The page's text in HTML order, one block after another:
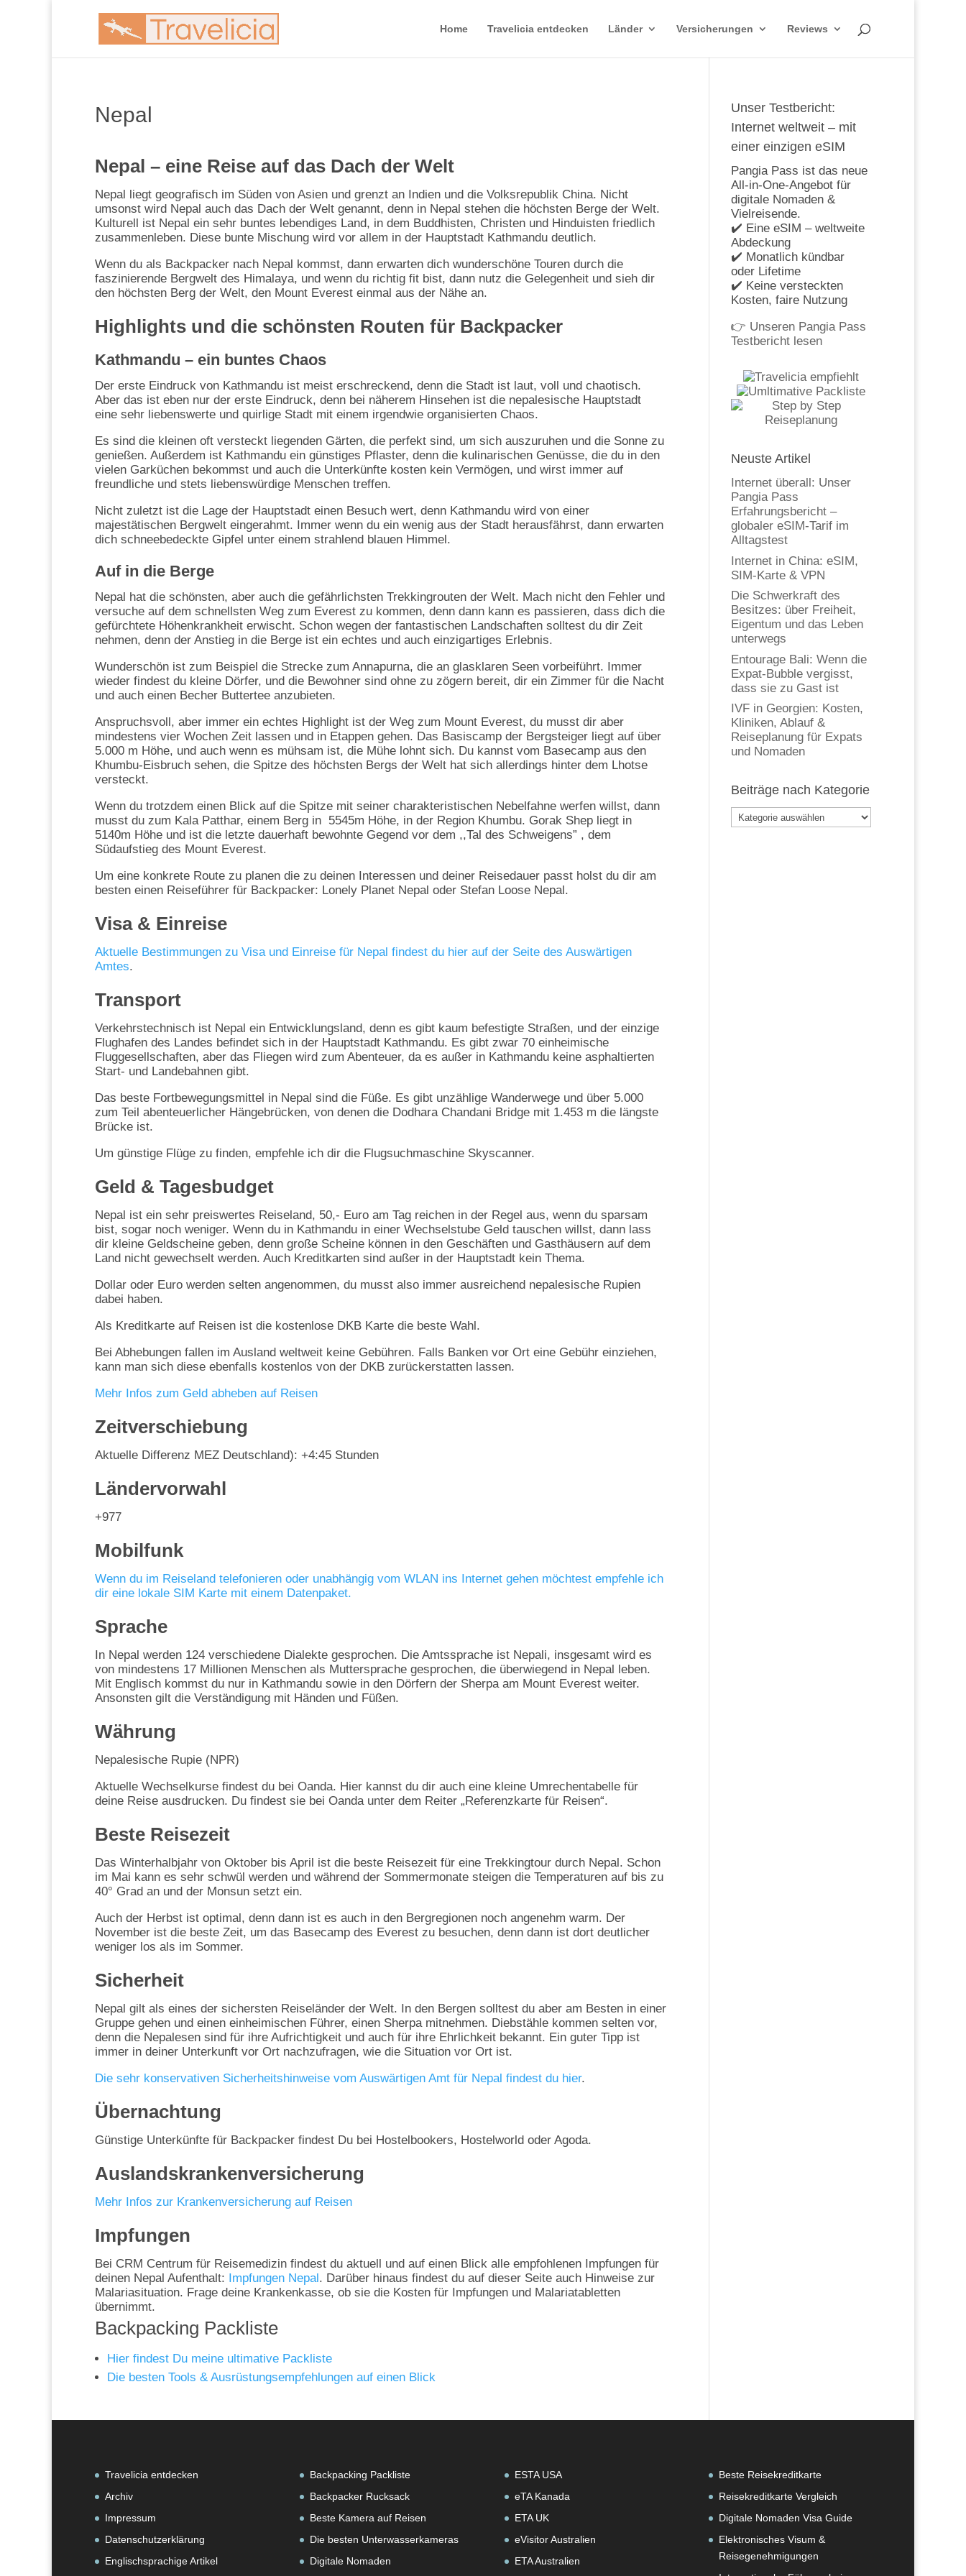
Home Travelicia entdecken Länder Versicherungen Reviews
Nepal
Nepal – eine Reise auf das Dach der Welt
Nepal liegt geografisch im Süden von Asien und grenzt an Indien und die Volksrepublik China. Nicht
umsonst wird Nepal auch das Dach der Welt genannt, denn in Nepal stehen die höchsten Berge der Welt.
Kulturell ist Nepal ein sehr buntes lebendiges Land, in dem Buddhisten, Christen und Hinduisten friedlich
zusammenleben. Diese bunte Mischung wird vor allem in der Hauptstadt Kathmandu deutlich.
Wenn du als Backpacker nach Nepal kommst, dann erwarten dich wunderschöne Touren durch die
faszinierende Bergwelt des Himalaya, und wenn du richtig fit bist, dann nutz die Gelegenheit und sieh dir
den höchsten Berg der Welt, den Mount Everest einmal aus der Nähe an.
Highlights und die schönsten Routen für Backpacker
Kathmandu – ein buntes Chaos
Der erste Eindruck von Kathmandu ist meist erschreckend, denn die Stadt ist laut, voll und chaotisch.
Aber das ist eben nur der erste Eindruck, denn bei näherem Hinsehen ist die nepalesische Hauptstadt
eine sehr liebenswerte und quirlige Stadt mit einem irgendwie organisierten Chaos.
Es sind die kleinen oft versteckt liegenden Gärten, die perfekt sind, um sich auszuruhen und die Sonne zu
genießen. Außerdem ist Kathmandu ein günstiges Pflaster, denn die kulinarischen Genüsse, die du in den
vielen Garküchen bekommst und auch die Unterkünfte kosten kein Vermögen, und wirst immer auf
freundliche und stets liebenswürdige Menschen treffen.
Nicht zuletzt ist die Lage der Hauptstadt einen Besuch wert, denn Kathmandu wird von einer
majestätischen Bergwelt eingerahmt. Immer wenn du ein wenig aus der Stadt herausfährst, dann erwarten
dich schneebedeckte Gipfel unter einem strahlend blauen Himmel.
Auf in die Berge
Nepal hat die schönsten, aber auch die gefährlichsten Trekkingrouten der Welt. Mach nicht den Fehler und
versuche auf dem schnellsten Weg zum Everest zu kommen, denn dann kann es passieren, dass dich die
gefürchtete Höhenkrankheit erwischt. Schon wegen der fantastischen Landschaften solltest du dir Zeit
nehmen, denn der Anstieg in die Berge ist ein echtes und auch einzigartiges Erlebnis.
Wunderschön ist zum Beispiel die Strecke zum Annapurna, die an glasklaren Seen vorbeiführt. Immer
wieder findest du kleine Dörfer, und die Bewohner sind ohne zu zögern bereit, dir ein Zimmer für die Nacht
und auch einen Becher Buttertee anzubieten.
Anspruchsvoll, aber immer ein echtes Highlight ist der Weg zum Mount Everest, du musst dir aber
mindestens vier Wochen Zeit lassen und in Etappen gehen. Das Basiscamp der Bergsteiger liegt auf über
5.000 m Höhe, und auch wenn es mühsam ist, die Mühe lohnt sich. Du kannst vom Basecamp aus den
Khumbu-Eisbruch sehen, die Spitze des höchsten Bergs der Welt hat sich allerdings hinter dem Lhotse
versteckt.
Wenn du trotzdem einen Blick auf die Spitze mit seiner charakteristischen Nebelfahne werfen willst, dann
musst du zum Kala Patthar, einem Berg in 5545m Höhe, in der Region Khumbu. Gorak Shep liegt in
5140m Höhe und ist die letzte dauerhaft bewohnte Gegend vor dem ,,Tal des Schweigens” , dem
Südaufstieg des Mount Everest.
Um eine konkrete Route zu planen die zu deinen Interessen und deiner Reisedauer passt holst du dir am
besten einen Reiseführer für Backpacker: Lonely Planet Nepal oder Stefan Loose Nepal.
Visa & Einreise
Aktuelle Bestimmungen zu Visa und Einreise für Nepal findest du hier auf der Seite des Auswärtigen
Amtes.
Transport
Verkehrstechnisch ist Nepal ein Entwicklungsland, denn es gibt kaum befestigte Straßen, und der einzige
Flughafen des Landes befindet sich in der Hauptstadt Kathmandu. Es gibt zwar 70 einheimische
Fluggesellschaften, aber das Fliegen wird zum Abenteuer, da es außer in Kathmandu keine asphaltierten
Start- und Landebahnen gibt.
Das beste Fortbewegungsmittel in Nepal sind die Füße. Es gibt unzählige Wanderwege und über 5.000
zum Teil abenteuerlicher Hängebrücken, von denen die Dodhara Chandani Bridge mit 1.453 m die längste
Brücke ist.
Um günstige Flüge zu finden, empfehle ich dir die Flugsuchmaschine Skyscanner.
Geld & Tagesbudget
Nepal ist ein sehr preiswertes Reiseland, 50,- Euro am Tag reichen in der Regel aus, wenn du sparsam
bist, sogar noch weniger. Wenn du in Kathmandu in einer Wechselstube Geld tauschen willst, dann lass
dir kleine Geldscheine geben, denn große Scheine können in den Geschäften und Gasthäusern auf dem
Land nicht gewechselt werden. Auch Kreditkarten sind außer in der Hauptstadt kein Thema.
Dollar oder Euro werden selten angenommen, du musst also immer ausreichend nepalesische Rupien
dabei haben.
Als Kreditkarte auf Reisen ist die kostenlose DKB Karte die beste Wahl.
Bei Abhebungen fallen im Ausland weltweit keine Gebühren. Falls Banken vor Ort eine Gebühr einziehen,
kann man sich diese ebenfalls kostenlos von der DKB zurückerstatten lassen.
Mehr Infos zum Geld abheben auf Reisen
Zeitverschiebung
Aktuelle Differenz MEZ Deutschland): +4:45 Stunden
Ländervorwahl
+977
Mobilfunk
Wenn du im Reiseland telefonieren oder unabhängig vom WLAN ins Internet gehen möchtest empfehle ich
dir eine lokale SIM Karte mit einem Datenpaket.
Sprache
In Nepal werden 124 verschiedene Dialekte gesprochen. Die Amtssprache ist Nepali, insgesamt wird es
von mindestens 17 Millionen Menschen als Muttersprache gesprochen, die überwiegend in Nepal leben.
Mit Englisch kommst du nur in Kathmandu sowie in den Dörfern der Sherpa am Mount Everest weiter.
Ansonsten gilt die Verständigung mit Händen und Füßen.
Währung
Nepalesische Rupie (NPR)
Aktuelle Wechselkurse findest du bei Oanda. Hier kannst du dir auch eine kleine Umrechentabelle für
deine Reise ausdrucken. Du findest sie bei Oanda unter dem Reiter „Referenzkarte für Reisen“.
Beste Reisezeit
Das Winterhalbjahr von Oktober bis April ist die beste Reisezeit für eine Trekkingtour durch Nepal. Schon
im Mai kann es sehr schwül werden und während der Sommermonate steigen die Temperaturen auf bis zu
40° Grad an und der Monsun setzt ein.
Auch der Herbst ist optimal, denn dann ist es auch in den Bergregionen noch angenehm warm. Der
November ist die beste Zeit, um das Basecamp des Everest zu besuchen, denn dann ist dort deutlicher
weniger los als im Sommer.
Sicherheit
Nepal gilt als eines der sichersten Reiseländer der Welt. In den Bergen solltest du aber am Besten in einer
Gruppe gehen und einen einheimischen Führer, einen Sherpa mitnehmen. Diebstähle kommen selten vor,
denn die Nepalesen sind für ihre Aufrichtigkeit und auch für ihre Ehrlichkeit bekannt. Ein guter Tipp ist
immer in deiner Unterkunft vor Ort nachzufragen, wie die Situation vor Ort ist.
Die sehr konservativen Sicherheitshinweise vom Auswärtigen Amt für Nepal findest du hier.
Übernachtung
Günstige Unterkünfte für Backpacker findest Du bei Hostelbookers, Hostelworld oder Agoda.
Auslandskrankenversicherung
Mehr Infos zur Krankenversicherung auf Reisen
Impfungen
Bei CRM Centrum für Reisemedizin findest du aktuell und auf einen Blick alle empfohlenen Impfungen für
deinen Nepal Aufenthalt: Impfungen Nepal. Darüber hinaus findest du auf dieser Seite auch Hinweise zur
Malariasituation. Frage deine Krankenkasse, ob sie die Kosten für Impfungen und Malariatabletten
übernimmt.
Backpacking Packliste
Hier findest Du meine ultimative Packliste
Die besten Tools & Ausrüstungsempfehlungen auf einen Blick
Unser Testbericht:
Internet weltweit – mit
einer einzigen eSIM
Pangia Pass ist das neue
All-in-One-Angebot für
digitale Nomaden &
Vielreisende.
✔️ Eine eSIM – weltweite
Abdeckung
✔️ Monatlich kündbar
oder Lifetime
✔️ Keine versteckten
Kosten, faire Nutzung
👉 Unseren Pangia Pass
Testbericht lesen
Neuste Artikel
Internet überall: Unser
Pangia Pass
Erfahrungsbericht –
globaler eSIM-Tarif im
Alltagstest
Internet in China: eSIM,
SIM-Karte & VPN
Die Schwerkraft des
Besitzes: über Freiheit,
Eigentum und das Leben
unterwegs
Entourage Bali: Wenn die
Expat-Bubble vergisst,
dass sie zu Gast ist
IVF in Georgien: Kosten,
Kliniken, Ablauf &
Reiseplanung für Expats
und Nomaden
Beiträge nach Kategorie
Beiträge
nach
Travelicia entdecken
Archiv
Impressum
Datenschutzerklärung
Englischsprachige Artikel
Backpacking Packliste
Backpacker Rucksack
Beste Kamera auf Reisen
Die besten Unterwasserkameras
Digitale Nomaden
ESTA USA
eTA Kanada
ETA UK
eVisitor Australien
ETA Australien
Beste Reisekreditkarte
Reisekreditkarte Vergleich
Digitale Nomaden Visa Guide
Elektronisches Visum &
Reisegenehmigungen